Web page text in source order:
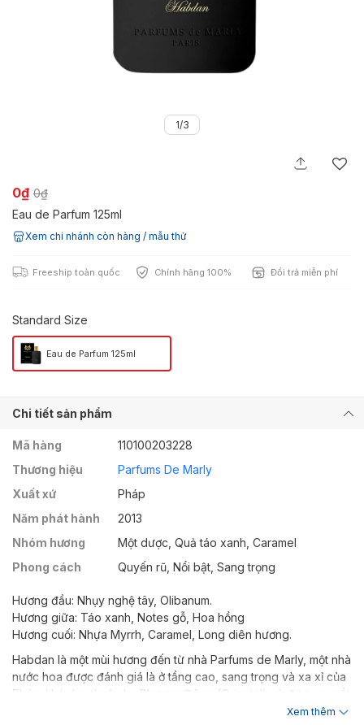
1/3
0₫ 0₫
Eau de Parfum 125ml
Xem chi nhánh còn hàng / mẫu thử
Freeship toàn quốc Chính hãng 100% Đổi trả miễn phí
Standard Size
Eau de Parfum 125ml
Chi tiết sản phẩm
Mã hàng
110100203228
Thương hiệu
Parfums De Marly
Xuất xứ
Pháp
Năm phát hành
2013
Nhóm hương
Một dược, Quả táo xanh, Caramel
Phong cách
Quyến rũ, Nổi bật, Sang trọng
Hương đầu: Nhụy nghệ tây, Olibanum.
Hương giữa: Táo xanh, Notes gỗ, Hoa hồng
Hương cuối: Nhựa Myrrh, Caramel, Long diên hương.
Habdan là một mùi hương đến từ nhà Parfums de Marly, một nhà
nước hoa được đánh giá là ở tầng cao, sang trọng và xa xỉ của
Pháp. Habdan thuộc họ Phương Đông (Oriental) và được ra mắt
Xem thêm